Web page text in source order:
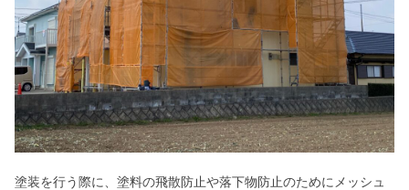
塗装を行う際に、塗料の飛散防止や落下物防止のためにメッシュ